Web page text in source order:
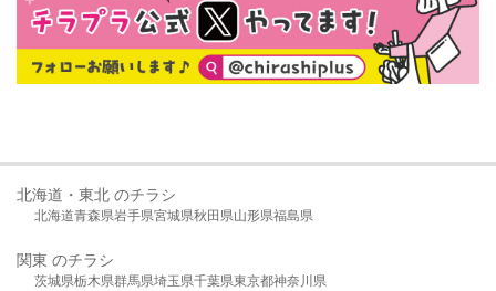
北海道・東北 のチラシ
北海道青森県岩手県宮城県秋田県山形県福島県
関東 のチラシ
茨城県栃木県群馬県埼玉県千葉県東京都神奈川県